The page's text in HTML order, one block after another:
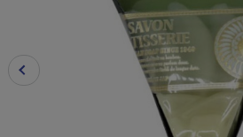
COLLECTIONS/ ブランド一覧